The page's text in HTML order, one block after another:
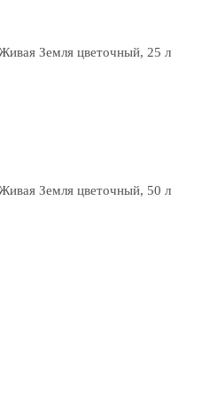
Земля цветочный, 25 л
Земля цветочный, 50 л